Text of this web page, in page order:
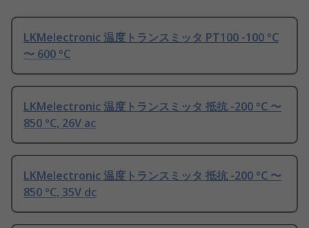
LKMelectronic 温度トランスミッタ PT100 -100 °C
〜 600 °C
LKMelectronic 温度トランスミッタ 抵抗 -200 °C 〜
850 °C, 26V ac
LKMelectronic 温度トランスミッタ 抵抗 -200 °C 〜
850 °C, 35V dc